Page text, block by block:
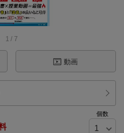
1 / 7
動画
個数